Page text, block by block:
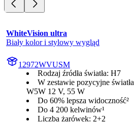
WhiteVision ultra
Biały kolor i stylowy wygląd
12972WVUSM
Rodzaj źródła światła: H7
W zestawie pozycyjne światła
W5W 12 V, 55 W
Do 60% lepsza widoczność²
Do 4 200 kelwinów¹
Liczba żarówek: 2+2